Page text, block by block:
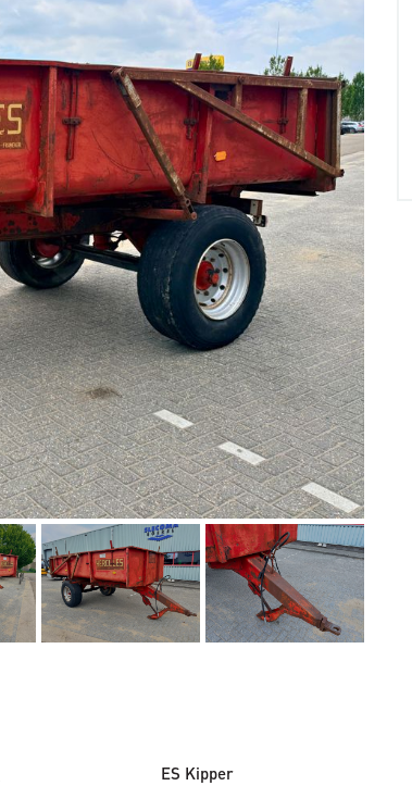
ES Kipper